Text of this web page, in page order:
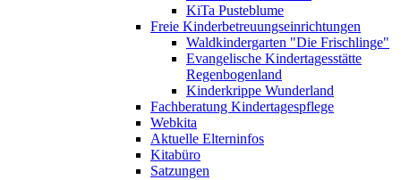
KiTa Pusteblume
Freie Kinderbetreuungseinrichtungen
Waldkindergarten "Die Frischlinge"
Evangelische Kindertagesstätte
Regenbogenland
Kinderkrippe Wunderland
Fachberatung Kindertagespflege
Webkita
Aktuelle Elterninfos
Kitabüro
Satzungen